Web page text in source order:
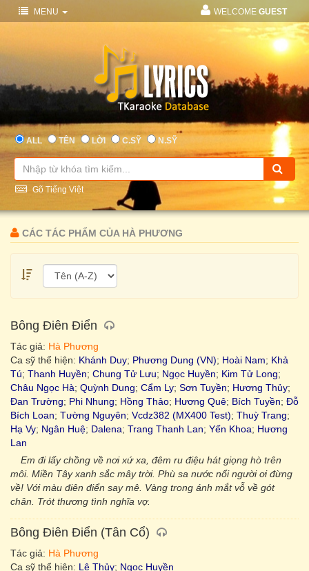
MENU WELCOME GUEST
ALL TÊN LỜI C.SỸ N.SỸ
Gõ Tiếng Việt
CÁC TÁC PHẨM CỦA HÀ PHƯƠNG
Bông Điên Điển
Tác giả: Hà Phương
Ca sỹ thể hiện: Khánh Duy; Phương Dung (VN); Hoài Nam; Khả
Tú; Thanh Huyền; Chung Tử Lưu; Ngọc Huyền; Kim Tử Long;
Châu Ngọc Hà; Quỳnh Dung; Cẩm Ly; Sơn Tuyền; Hương Thủy;
Đan Trường; Phi Nhung; Hồng Thảo; Hương Quê; Bích Tuyền; Đỗ
Bích Loan; Tường Nguyên; Vcdz382 (MX400 Test); Thuỳ Trang;
Hạ Vy; Ngân Huệ; Dalena; Trang Thanh Lan; Yến Khoa; Hương
Lan
Em đi lấy chồng về nơi xứ xa, đêm ru điệu hát giọng hò trên
môi. Miền Tây xanh sắc mây trời. Phù sa nước nổi người ơi đừng
về! Với màu điên điển say mê. Vàng trong ánh mắt vỗ về gót
chân. Trót thương tình nghĩa vợ.
Bông Điên Điển (Tân Cổ)
Tác giả: Hà Phương
Ca sỹ thể hiện: Lệ Thủy; Ngọc Huyền